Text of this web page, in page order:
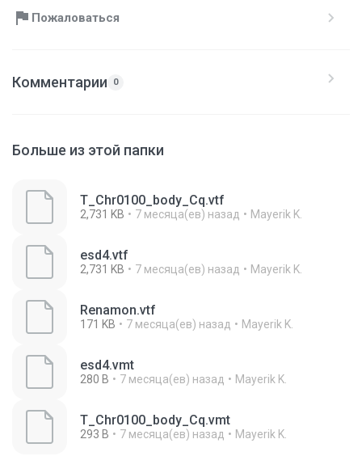
Пожаловаться
Комментарии 0
Больше из этой папки
T_Chr0100_body_Cq.vtf
2,731 KB 7 месяца(ев) назад Mayerik K.
esd4.vtf
2,731 KB 7 месяца(ев) назад Mayerik K.
Renamon.vtf
171 KB 7 месяца(ев) назад Mayerik K.
esd4.vmt
280 B 7 месяца(ев) назад Mayerik K.
T_Chr0100_body_Cq.vmt
293 B 7 месяца(ев) назад Mayerik K.